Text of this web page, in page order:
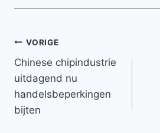
Bericht
navigatie
VORIGE
Chinese chipindustrie
uitdagend nu
handelsbeperkingen
bijten